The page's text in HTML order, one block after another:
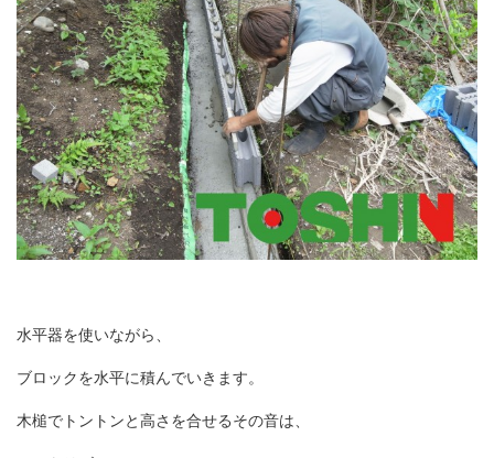
水平器を使いながら、
ブロックを水平に積んでいきます。
木槌でトントンと高さを合せるその音は、